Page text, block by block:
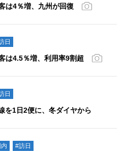
は4％増、九州が回復
日
は4.5％増、利用率9割超
日
を1日2便に、冬ダイヤから
#訪日